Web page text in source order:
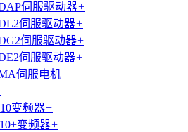
伺服驱动器+
伺服驱动器+
伺服驱动器+
伺服驱动器+
伺服电机+
变频器+
变频器+